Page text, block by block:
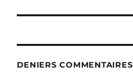
DENIERS COMMENTAIRES